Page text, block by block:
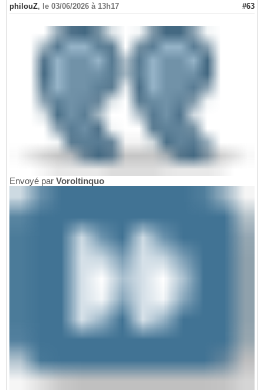
philouZ, le 03/06/2026 à 13h17 #63
Envoyé par Voroltinquo